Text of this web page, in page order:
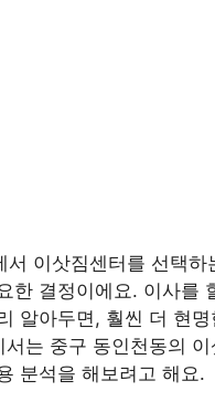
서 이삿짐센터를 선택하
한 결정이에요. 이사를
알아두면, 훨씬 더 현명
는 중구 동인천동의 이
분석을 해보려고 해요.